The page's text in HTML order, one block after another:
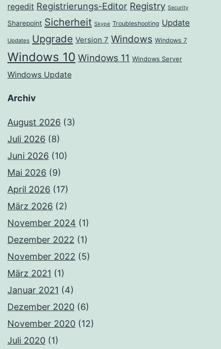
regedit Registrierungs-Editor Registry Security
Sharepoint Sicherheit Skype Troubleshooting Update
Updates Upgrade Version 7 Windows Windows 7
Windows 10 Windows 11 Windows Server
Windows Update
Archiv
August 2026 (3)
Juli 2026 (8)
Juni 2026 (10)
Mai 2026 (9)
April 2026 (17)
März 2026 (2)
November 2024 (1)
Dezember 2022 (1)
November 2022 (5)
März 2021 (1)
Januar 2021 (4)
Dezember 2020 (6)
November 2020 (12)
Juli 2020 (1)